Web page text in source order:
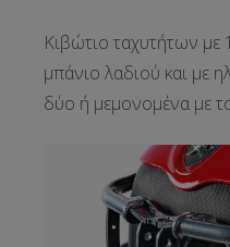
Κιβώτιο ταχυτήτων με
μπάνιο λαδιού και με
δύο ή μεμονομένα με